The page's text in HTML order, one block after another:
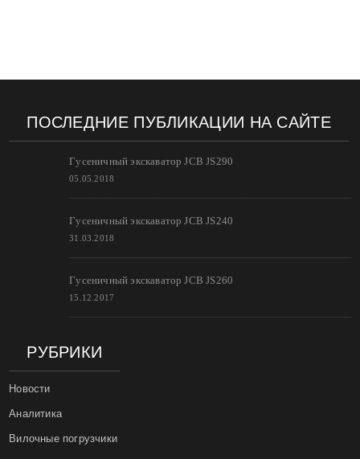
ПОСЛЕДНИЕ ПУБЛИКАЦИИ НА САЙТЕ
Гусеничный экскаватор JCB JS290
05.05.2018
Гусеничный экскаватор JCB JS240
31.03.2018
Гусеничный экскаватор JCB JS260
15.12.2017
РУБРИКИ
Новости
Аналитика
Вилочные погрузчики